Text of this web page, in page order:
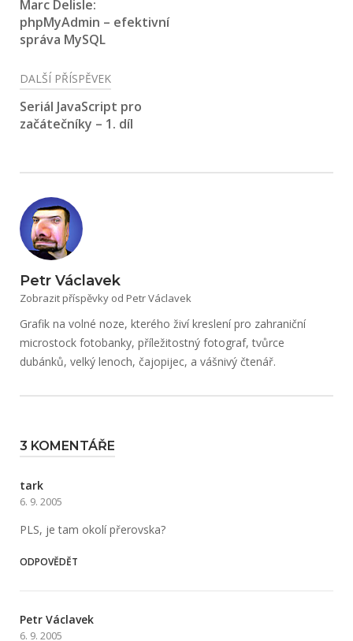
příspěvek
Marc Delisle:
phpMyAdmin – efektivní
správa MySQL
DALŠÍ PŘÍSPĚVEK
Seriál JavaScript pro
začátečníky – 1. díl
Petr Václavek
Zobrazit příspěvky od Petr Václavek
Grafik na volné noze, kterého živí kreslení pro zahraniční
microstock fotobanky, příležitostný fotograf, tvůrce
dubánků, velký lenoch, čajopijec, a vášnivý čtenář.
3 KOMENTÁŘE
tark
6. 9. 2005
PLS, je tam okolí přerovska?
ODPOVĚDĚT
Petr Václavek
6. 9. 2005